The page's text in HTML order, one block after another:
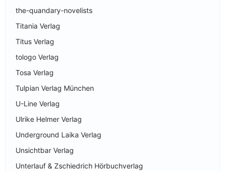
the-quandary-novelists
Titania Verlag
Titus Verlag
tologo Verlag
Tosa Verlag
Tulpian Verlag München
U-Line Verlag
Ulrike Helmer Verlag
Underground Laika Verlag
Unsichtbar Verlag
Unterlauf & Zschiedrich Hörbuchverlag